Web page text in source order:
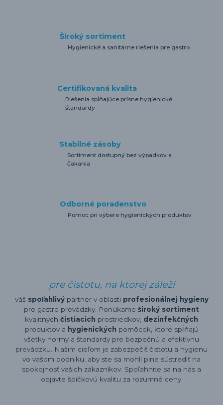
Široký sortiment
Hygienické a sanitárne riešenia pre gastro
Certifikovaná kvalita
Riešenia spĺňajúce prísne hygienické
štandardy
Stabilné zásoby
Sortiment dostupný bez výpadkov a
čakania
Odborné poradenstvo
Pomoc pri výbere hygienických produktov
pre čistotu, na ktorej záleží
váš spoľahlivý partner v oblasti profesionálnej hygieny
pre gastro prevádzky. Ponúkame široký sortiment
kvalitných čistiacich prostriedkov, dezinfekčných
produktov a hygienických pomôcok, ktoré spĺňajú
všetky normy a štandardy pre bezpečnú a efektívnu
prevádzku. Našim cieľom je zabezpečiť čistotu a hygienu
vo vašom podniku, aby ste sa mohli plne sústrediť na
spokojnosť vašich zákazníkov. Spoľahnite sa na nás a
objavte špičkovú kvalitu za rozumné ceny.